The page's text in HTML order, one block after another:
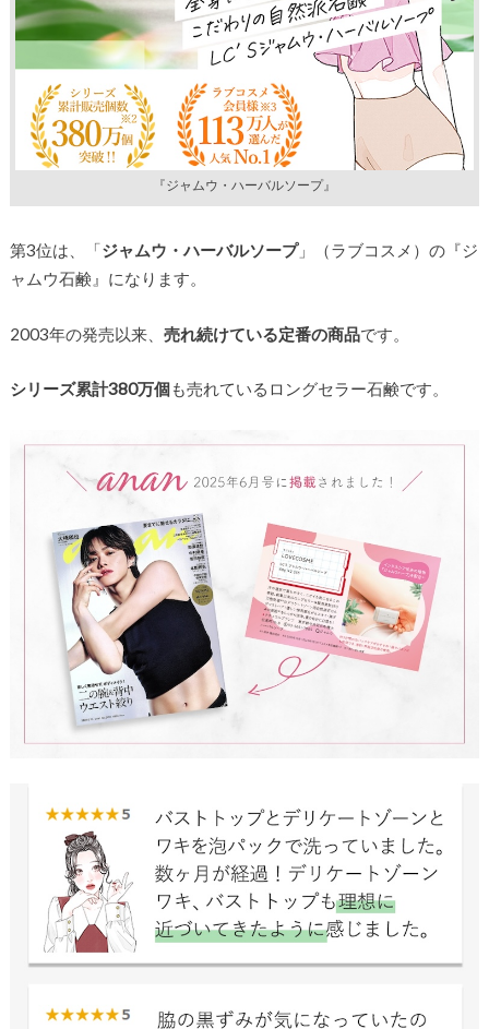
『ジャムウ・ハーバルソープ』
第3位は、「ジャムウ・ハーバルソープ」（ラブコスメ）の『ジ
ャムウ石鹸』になります。
2003年の発売以来、 売れ続けている定番の商品です。
シリーズ累計380万個 も売れているロングセラー石鹸です。